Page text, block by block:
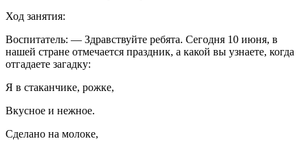
Ход занятия:
Воспитатель: — Здравствуйте ребята. Сегодня 10 июня, в
нашей стране отмечается праздник, а какой вы узнаете, когда
отгадаете загадку:
Я в стаканчике, рожке,
Вкусное и нежное.
Сделано на молоке,